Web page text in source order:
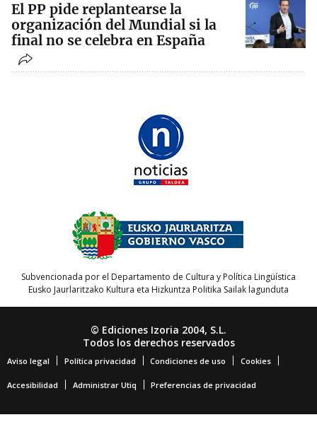
El PP pide replantearse la
organización del Mundial si la
final no se celebra en España
Subvencionada por el Departamento de Cultura y Política Lingüística
Eusko Jaurlaritzako Kultura eta Hizkuntza Politika Sailak lagunduta
© Ediciones Izoria 2004, S.L.
Todos los derechos reservados
Aviso legal Política privacidad Condiciones de uso Cookies
Accesibilidad Administrar Utiq Preferencias de privacidad